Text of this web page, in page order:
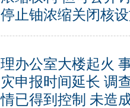
止铀浓缩关闭核
办公室大楼起火
申报时间延长 调
已得到控制 未造